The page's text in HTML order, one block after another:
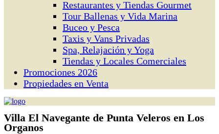
Restaurantes y Tiendas Gourmet
Tour Ballenas y Vida Marina
Buceo y Pesca
Taxis y Vans Privadas
Spa, Relajación y Yoga
Tiendas y Locales Comerciales
Promociones 2026
Propiedades en Venta
Villa El Navegante de Punta Veleros en Los
Organos